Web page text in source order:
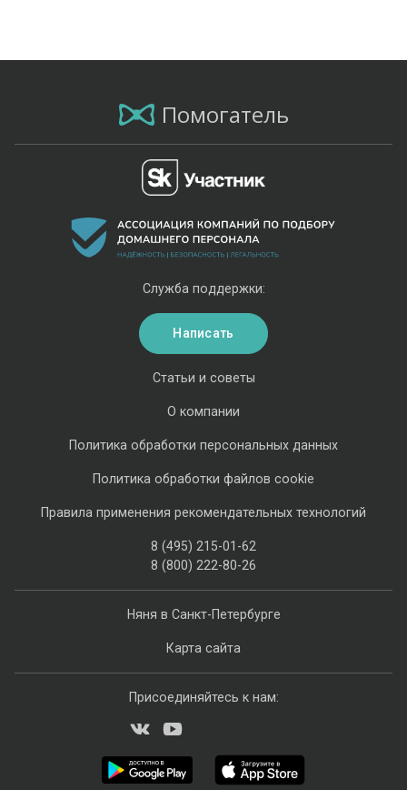
Помогатель
Няня в Санкт-Петербурге
Карта сайта
Статьи и советы
О компании
Политика обработки персональных данных
Политика обработки файлов cookie
Правила применения рекомендательных технологий
8 (495) 215-01-62
8 (800) 222-80-26
Служба поддержки:
Написать
Присоединяйтесь к нам: